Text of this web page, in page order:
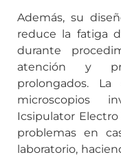
Además, su
reduce la fatiga
durante
atención y
prolongados.
microscopios
Icsipulator
problemas en
laboratorio,